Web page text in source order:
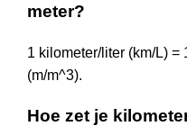
meter?
1 kilometer/liter (km/L)
(m/m^3).
Hoe zet je